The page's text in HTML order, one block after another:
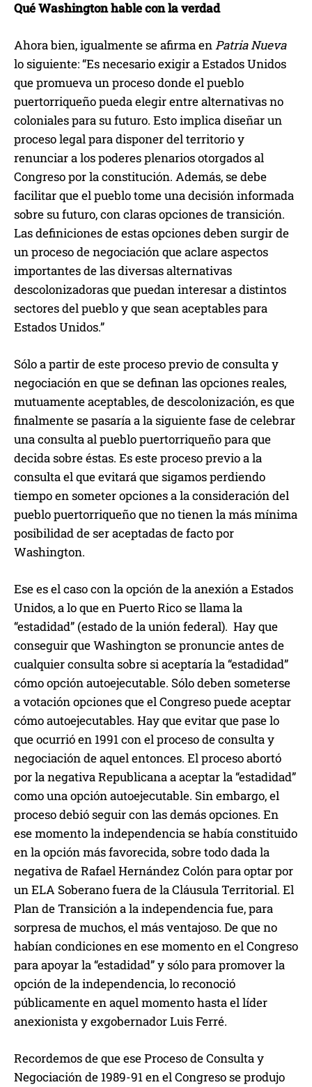
Qué Washington hable con la verdad
Ahora bien, igualmente se afirma enPatria Nueva
lo siguiente: “Es necesario exigir a Estados Unidos
que promueva un proceso donde el pueblo
puertorriqueño pueda elegir entre alternativas no
coloniales para su futuro. Esto implica diseñar un
proceso legal para disponer del territorio y
renunciar a los poderes plenarios otorgados al
Congreso por la constitución. Además, se debe
facilitar que el pueblo tome una decisión informada
sobre su futuro, con claras opciones de transición.
Las definiciones de estas opciones deben surgir de
un proceso de negociación que aclare aspectos
importantes de las diversas alternativas
descolonizadoras que puedan interesar a distintos
sectores del pueblo y que sean aceptables para
Estados Unidos.”
Sólo a partir de este proceso previo de consulta y
negociación en que se definan las opciones reales,
mutuamente aceptables, de descolonización, es que
finalmente se pasaría a la siguiente fase de celebrar
una consulta al pueblo puertorriqueño para que
decida sobre éstas. Es este proceso previo a la
consulta el que evitará que sigamos perdiendo
tiempo en someter opciones a la consideración del
pueblo puertorriqueño que no tienen la más mínima
posibilidad de ser aceptadas de facto por
Washington.
Ese es el caso con la opción de la anexión a Estados
Unidos, a lo que en Puerto Rico se llama la
“estadidad” (estado de la unión federal). Hay que
conseguir que Washington se pronuncie antes de
cualquier consulta sobre si aceptaría la “estadidad”
cómo opción autoejecutable. Sólo deben someterse
a votación opciones que el Congreso puede aceptar
cómo autoejecutables. Hay que evitar que pase lo
que ocurrió en 1991 con el proceso de consulta y
negociación de aquel entonces. El proceso abortó
por la negativa Republicana a aceptar la “estadidad”
como una opción autoejecutable. Sin embargo, el
proceso debió seguir con las demás opciones. En
ese momento la independencia se había constituido
en la opción más favorecida, sobre todo dada la
negativa de Rafael Hernández Colón para optar por
un ELA Soberano fuera de la Cláusula Territorial. El
Plan de Transición a la independencia fue, para
sorpresa de muchos, el más ventajoso. De que no
habían condiciones en ese momento en el Congreso
para apoyar la “estadidad” y sólo para promover la
opción de la independencia, lo reconoció
públicamente en aquel momento hasta el líder
anexionista y exgobernador Luis Ferré.
Recordemos de que ese Proceso de Consulta y
Negociación de 1989-91 en el Congreso se produjo